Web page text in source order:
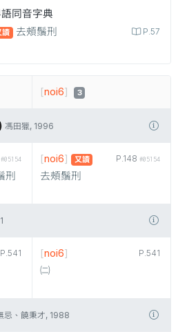
同音字典
讀 去頰鬚刑 P.57
[noi6] 3
馮田獵, 1996
#05154
刑
P.148 #05154
[noi6] 又讀
去頰鬚刑
P.541 P.541
[noi6]
㈡
忌、饒秉才, 1988